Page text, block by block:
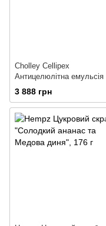
Cholley Cellipex
Антицелюлітна емульсія
3 888 грн